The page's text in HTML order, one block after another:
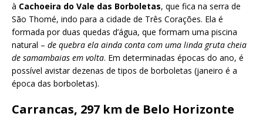
à Cachoeira do Vale das Borboletas, que fica na serra de
São Thomé, indo para a cidade de Três Corações. Ela é
formada por duas quedas d’água, que formam uma piscina
natural – de quebra ela ainda conta com uma linda gruta cheia
de samambaias em volta. Em determinadas épocas do ano, é
possível avistar dezenas de tipos de borboletas (janeiro é a
época das borboletas).
Carrancas, 297 km de Belo Horizonte